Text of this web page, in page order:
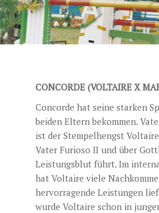
ICSI
ALLGEMEINE
STUTENBETREUUNG
TEAM NIJHOF MARKET
AKTUELLES
KONTAKT
CONCORDE (VOLTAIRE X
Concorde hat seine starken
beiden Eltern bekommen.
ist der Stempelhengst
Vater Furioso II und über
Leistungsblut führt. Im
hat Voltaire viele
hervorragende Leistungen
wurde Voltaire schon in